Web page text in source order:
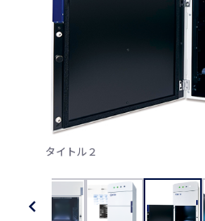
タイトル２
Previous